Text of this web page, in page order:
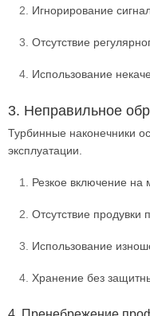
Игнорирование
Отсутствие
Использование
3. Неправильное
Турбинные наконечники
эксплуатации.
Резкое включение на
Отсутствие продувки
Использование
Хранение без